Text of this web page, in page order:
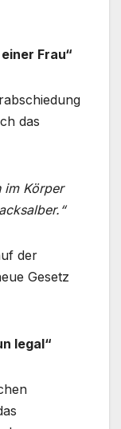
Frau“
das
im Körper
der
Gesetz
legal“